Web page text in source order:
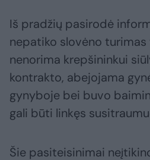
Iš pradžių pasirodė
nepatiko slovėno
nenorima krepšininkui
kontrakto, abejojama
gynyboje bei buvo
gali būti linkęs
Šie pasiteisinimai